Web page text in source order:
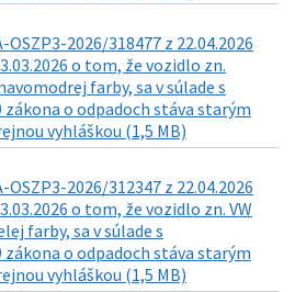
2026/318477 z 22.04.2026
o tom, že vozidlo zn.
farby, sa v súlade s
zákona o odpadoch stáva starým
vyhláškou (1,5 MB)
2026/312347 z 22.04.2026
o tom, že vozidlo zn. VW
farby, sa v súlade s
zákona o odpadoch stáva starým
vyhláškou (1,5 MB)